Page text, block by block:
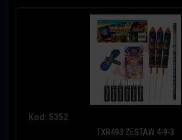
Kod: 5352
TXR493 ZESTAW 4-9-3